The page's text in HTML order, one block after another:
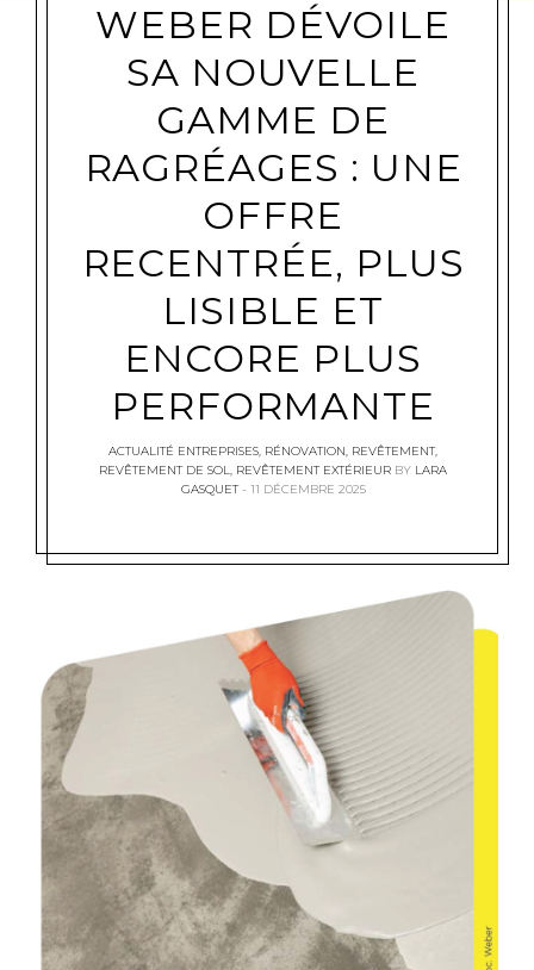
WEBER DÉVOILE
SA NOUVELLE
GAMME DE
RAGRÉAGES : UNE
OFFRE
RECENTRÉE, PLUS
LISIBLE ET
ENCORE PLUS
PERFORMANTE
ACTUALITÉ ENTREPRISES, RÉNOVATION, REVÊTEMENT,
REVÊTEMENT DE SOL, REVÊTEMENT EXTÉRIEUR BY LARA
GASQUET
11 DÉCEMBRE 2025